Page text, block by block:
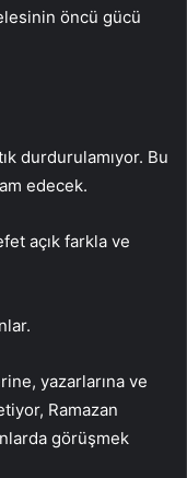
öncü gücü
durdurulamıyor. Bu
edecek.
açık farkla ve
yazarlarına ve
Ramazan
görüşmek